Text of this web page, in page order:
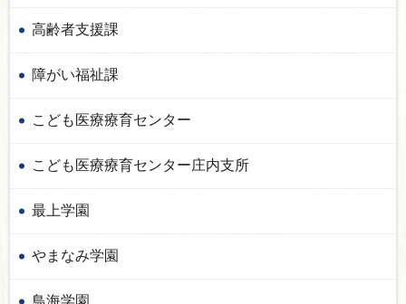
高齢者支援課
障がい福祉課
こども医療療育センター
こども医療療育センター庄内支所
最上学園
やまなみ学園
鳥海学園